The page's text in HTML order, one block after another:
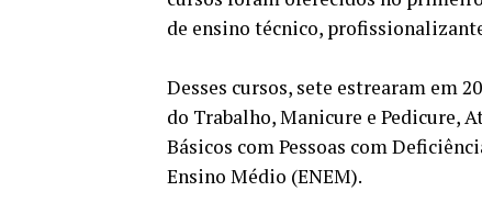
de ensino técnico,
Desses cursos, sete estrearam em
do Trabalho, Manicure e Pedicure,
Básicos com Pessoas com
Ensino Médio (ENEM).